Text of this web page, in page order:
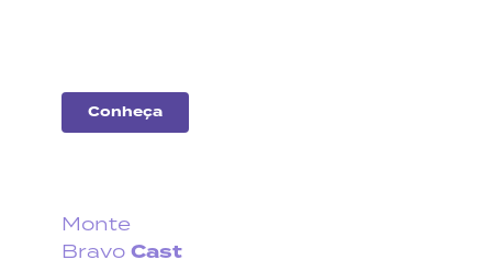
Conheça
Monte
Bravo Cast